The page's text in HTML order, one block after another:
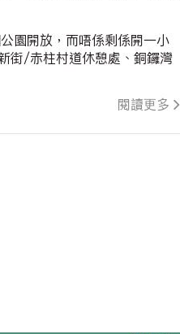
閱讀更多
園開放，而唔係剩係開一小
街/赤柱村道休憩處、銅鑼灣